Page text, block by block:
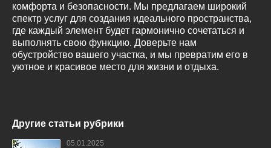
комфорта и безопасности. Мы предлагаем широкий
спектр услуг для создания идеального пространства,
где каждый элемент будет гармонично сочетаться и
выполнять свою функцию. Доверьте нам
обустройство вашего участка, и мы превратим его в
уютное и красивое место для жизни и отдыха.
Другие статьи рубрики
05.01.2025